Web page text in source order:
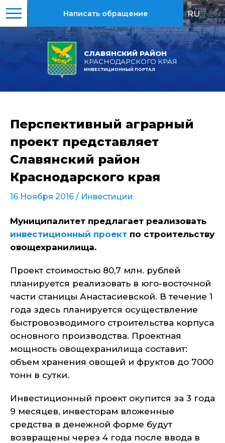
СЛАВЯНСКИЙ РАЙОН
КРАСНОДАРСКОГО КРАЯ
ИНВЕСТИЦИОННЫЙ ПОРТАЛ
Написать обращение RU | EN
Перспективный аграрный
проект представляет
Славянский район
Краснодарского края
16 Ноября 2016 / Инвестиции
Муниципалитет предлагает реализовать
инвестиционный проект по строительству
овощехранилища.
Проект стоимостью 80,7 млн. рублей
планируется реализовать в юго-восточной
части станицы Анастасиевской. В течение 1
года здесь планируется осуществление
быстровозводимого строительства корпуса
основного производства. Проектная
мощность овощехранилища составит:
объем хранения овощей и фруктов до 7000
тонн в сутки.
Инвестиционный проект окупится за 3 года
9 месяцев, инвесторам вложенные
средства в денежной форме будут
возвращены через 4 года после ввода в